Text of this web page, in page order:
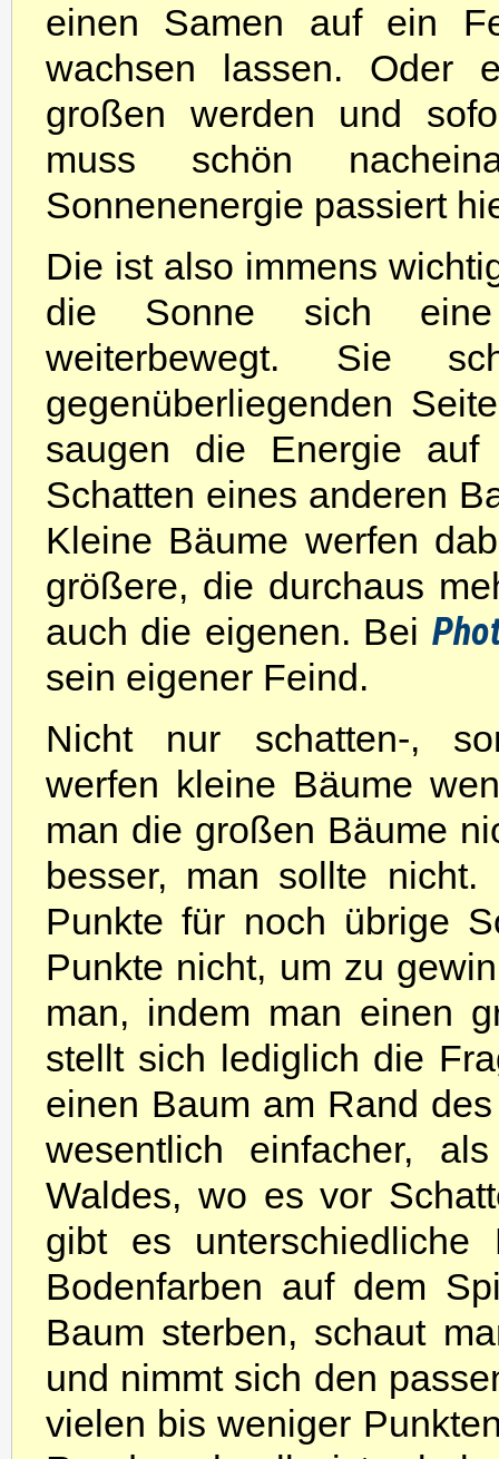
einen Samen auf ein
wachsen lassen. Oder
großen werden und
muss schön
Sonnenenergie passiert
Die ist also immens
die Sonne sich eine
weiterbewegt. Sie
gegenüberliegenden
saugen die Energie
Schatten eines anderen
Kleine Bäume werfen
größere, die durchaus
auch die eigenen. Bei
sein eigener Feind.
Nicht nur schatten-,
werfen kleine Bäume
man die großen Bäume
besser, man sollte
Punkte für noch übrige
Punkte nicht, um zu
man, indem man einen
stellt sich lediglich die
einen Baum am Rand
wesentlich einfacher,
Waldes, wo es vor
gibt es unterschiedliche
Bodenfarben auf dem
Baum sterben, schaut
und nimmt sich den
vielen bis weniger